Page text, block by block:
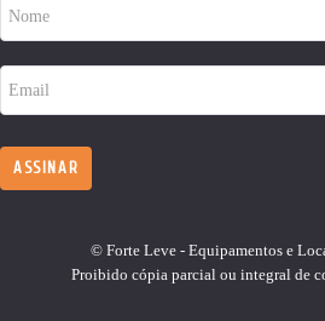
© Forte Leve - Equipamentos e
Proibido cópia parcial ou integral de